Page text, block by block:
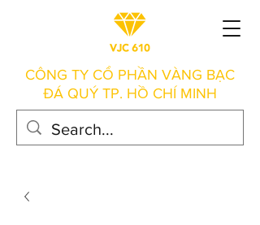
CÔNG TY CỔ PHẦN VÀNG BẠC
ĐÁ QUÝ TP. HỒ CHÍ MINH